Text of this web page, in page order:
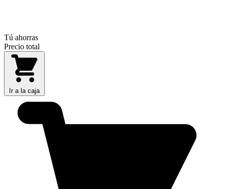
Tú ahorras
Precio total
Ir a la caja